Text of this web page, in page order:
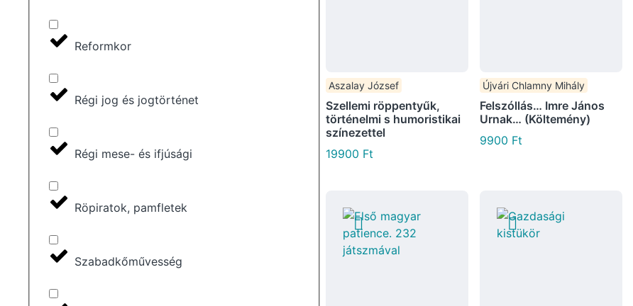
Reformkor
Régi jog és jogtörténet
Régi mese- és ifjúsági
Röpiratok, pamfletek
Szabadkőművesség
Aszalay József
Szellemi röppentyűk,
történelmi s humoristikai
színezettel
19900 Ft
Újvári Chlamny Mihály
Felszóllás… Imre János
Urnak… (Költemény)
9900 Ft